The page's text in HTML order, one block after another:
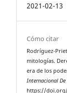
2021-02-13
Cómo citar
Rodríguez-
mitologías.
era de los
Internacional
https://doi.org/